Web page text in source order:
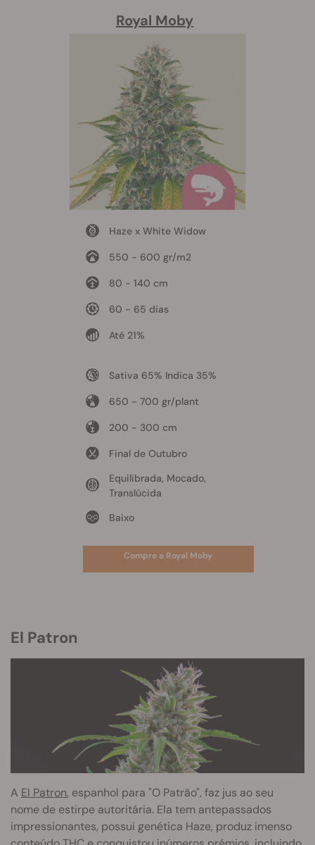
Royal Moby
Haze x White Widow
550 - 600 gr/m2
80 - 140 cm
60 - 65 dias
Até 21%
Sativa 65% Indica 35%
650 - 700 gr/plant
200 - 300 cm
Final de Outubro
Equilibrada, Mocado,
Translúcida
Baixo
Compre a Royal Moby
El Patron
A El Patron, espanhol para "O Patrão", faz jus ao seu
nome de estirpe autoritária. Ela tem antepassados
impressionantes, possui genética Haze, produz imenso